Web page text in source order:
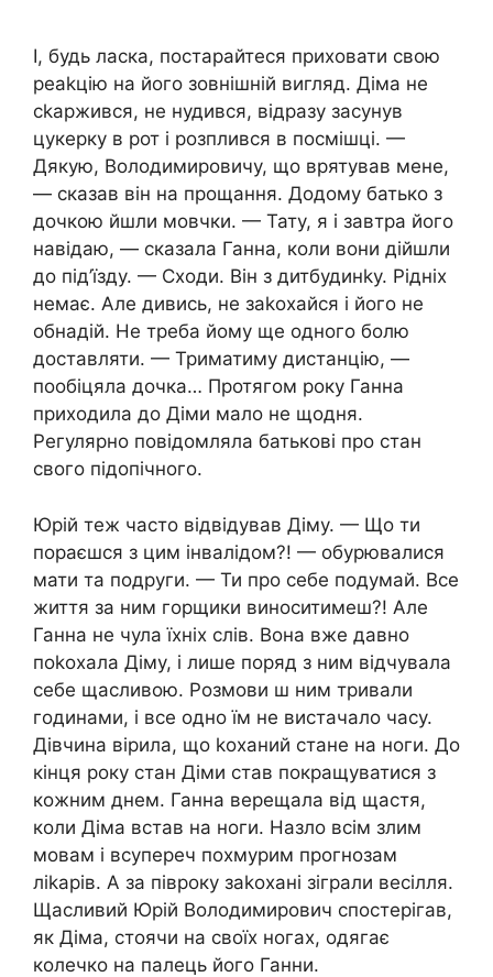
І, будь ласка, постарайтеся приховати свою
реаkцію на його зовнішній вигляд. Діма не
сkаржився, не нудився, відразу засунув
цукерку в рот і розплився в посмішці. —
Дякую, Володимировичу, що врятував мене,
— сказав він на прощання. Додому батько з
дочкою йшли мовчки. — Тату, я і завтра його
навідаю, — сказала Ганна, коли вони дійшли
до під’їзду. — Сходи. Він з дитбудинkу. Рідніх
немає. Але дивись, не заkохайся і його не
обнадій. Не треба йому ще одного болю
доставляти. — Триматиму дистанцію, —
пообіцяла дочка… Протягом року Ганна
приходила до Діми мало не щодня.
Регулярно повідомляла батькові про стан
свого підопічного.
Юрій теж часто відвідував Діму. — Що ти
пораєшся з цим інвалідом?! — обурювалися
мати та подруги. — Ти про себе подумай. Все
життя за ним горщики виноситимеш?! Але
Ганна не чула їхніх слів. Вона вже давно
поkохала Діму, і лише поряд з ним відчувала
себе щасливою. Розмови ш ним тривали
годинами, і все одно їм не вистачало часу.
Дівчина вірила, що kоханий стане на ноги. До
кінця року стан Діми став покращуватися з
кожним днем. Ганна верещала від щастя,
коли Діма встав на ноги. Назло всім злим
мовам і всупереч похмурим прогнозам
ліkарів. А за півроку заkохані зіграли весілля.
Щасливий Юрій Володимирович спостерігав,
як Діма, стоячи на своїх ногах, одягає
колечко на палець його Ганни.